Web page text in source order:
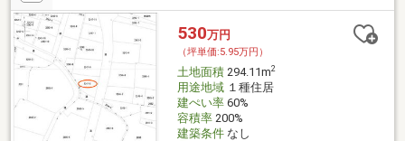
530万円
（坪単価:5.95万円）
土地面積294.11m2
用途地域１種住居
建ぺい率60%
容積率200%
建築条件なし